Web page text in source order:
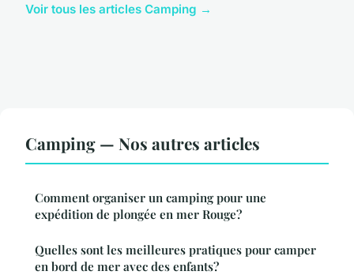
Voir tous les articles Camping →
Camping — Nos autres articles
Comment organiser un camping pour une
expédition de plongée en mer Rouge?
Quelles sont les meilleures pratiques pour camper
en bord de mer avec des enfants?